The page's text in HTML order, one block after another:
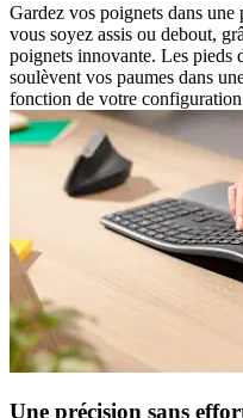
Gardez vos poignets dans
vous soyez assis ou debout,
poignets innovante. Les pieds
soulèvent vos paumes dans
fonction de votre
Une précision sans